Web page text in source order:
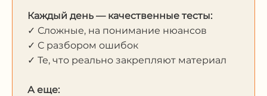
Каждый день — качественные тесты:
✓ Сложные, на понимание нюансов
✓ С разбором ошибок
✓ Те, что реально закрепляют материал
А еще: